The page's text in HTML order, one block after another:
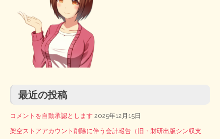
最近の投稿
コメントを自動承認とします 2025年12月15日
架空ストアアカウント削除に伴う会計報告（旧・財研出版シン収支